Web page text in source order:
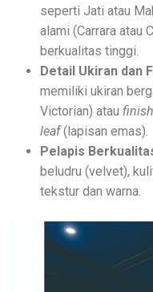
seperti Jati atau
alami (Carrara atau
berkualitas tinggi.
Detail Ukiran dan
memiliki ukiran
Victorian) atau
leaf(lapisan emas).
Pelapis
beludru (velvet),
tekstur dan warna.